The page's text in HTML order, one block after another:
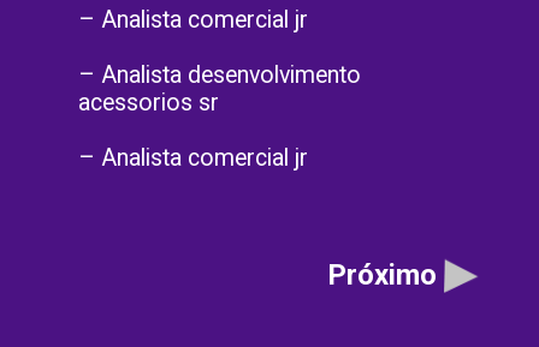
– Analista comercial jr
– Analista desenvolvimento
acessorios sr
– Analista comercial jr
Próximo